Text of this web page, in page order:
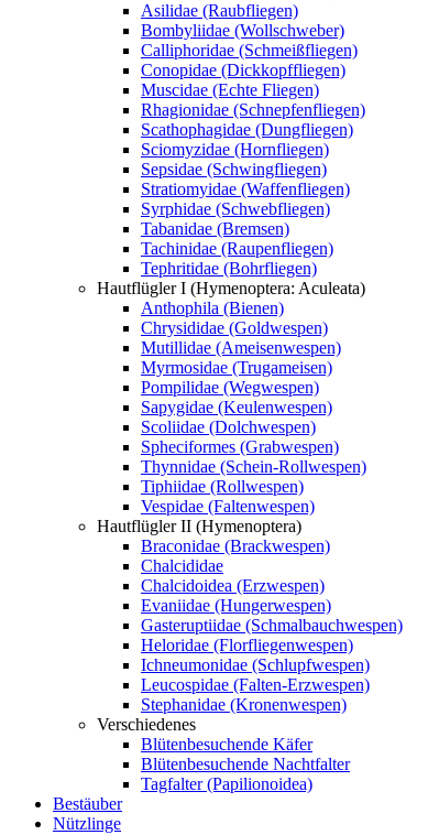
Asilidae (Raubfliegen)
Bombyliidae (Wollschweber)
Calliphoridae (Schmeißfliegen)
Conopidae (Dickkopffliegen)
Muscidae (Echte Fliegen)
Rhagionidae (Schnepfenfliegen)
Scathophagidae (Dungfliegen)
Sciomyzidae (Hornfliegen)
Sepsidae (Schwingfliegen)
Stratiomyidae (Waffenfliegen)
Syrphidae (Schwebfliegen)
Tabanidae (Bremsen)
Tachinidae (Raupenfliegen)
Tephritidae (Bohrfliegen)
Hautflügler I (Hymenoptera: Aculeata)
Anthophila (Bienen)
Chrysididae (Goldwespen)
Mutillidae (Ameisenwespen)
Myrmosidae (Trugameisen)
Pompilidae (Wegwespen)
Sapygidae (Keulenwespen)
Scoliidae (Dolchwespen)
Spheciformes (Grabwespen)
Thynnidae (Schein-Rollwespen)
Tiphiidae (Rollwespen)
Vespidae (Faltenwespen)
Hautflügler II (Hymenoptera)
Braconidae (Brackwespen)
Chalcididae
Chalcidoidea (Erzwespen)
Evaniidae (Hungerwespen)
Gasteruptiidae (Schmalbauchwespen)
Heloridae (Florfliegenwespen)
Ichneumonidae (Schlupfwespen)
Leucospidae (Falten-Erzwespen)
Stephanidae (Kronenwespen)
Verschiedenes
Blütenbesuchende Käfer
Blütenbesuchende Nachtfalter
Tagfalter (Papilionoidea)
Bestäuber
Nützlinge